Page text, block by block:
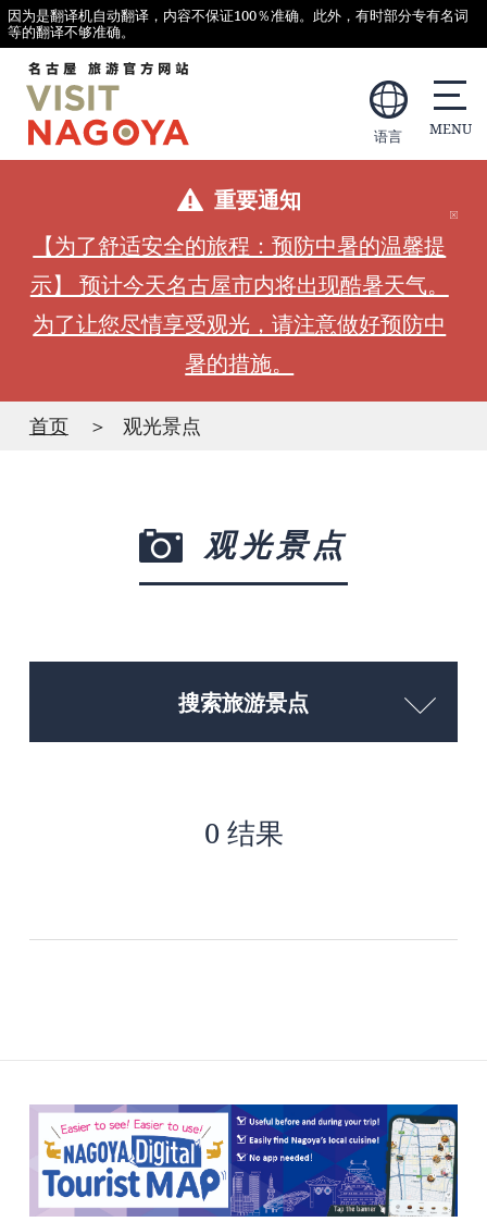
因为是翻译机自动翻译，内容不保证100％准确。此外，有时部分专有名词
等的翻译不够准确。
语言
重要通知
【为了舒适安全的旅程：预防中暑的温馨提
示】 预计今天名古屋市内将出现酷暑天气。
为了让您尽情享受观光，请注意做好预防中
暑的措施。
首页 观光景点
观光景点
搜索旅游景点
0 结果